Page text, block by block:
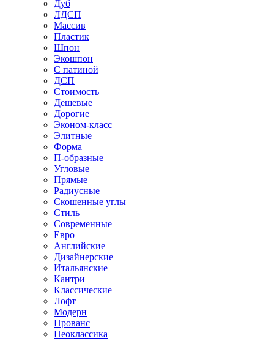
Дуб
ЛДСП
Массив
Пластик
Шпон
Экошпон
С патиной
ДСП
Стоимость
Дешевые
Дорогие
Эконом-класс
Элитные
Форма
П-образные
Угловые
Прямые
Радиусные
Скошенные углы
Стиль
Современные
Евро
Английские
Дизайнерские
Итальянские
Кантри
Классические
Лофт
Модерн
Прованс
Неоклассика